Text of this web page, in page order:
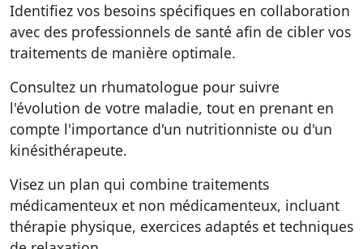
Identifiez vos besoins spécifiques en collaboration
avec des professionnels de santé afin de cibler vos
traitements de manière optimale.
Consultez un rhumatologue pour suivre
l'évolution de votre maladie, tout en prenant en
compte l'importance d'un nutritionniste ou d'un
kinésithérapeute.
Visez un plan qui combine traitements
médicamenteux et non médicamenteux, incluant
thérapie physique, exercices adaptés et techniques